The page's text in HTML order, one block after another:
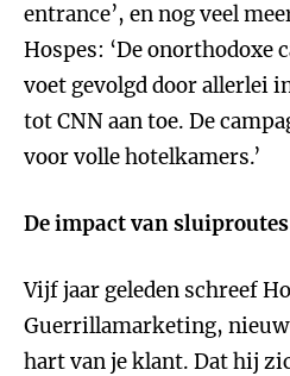
entrance’, en nog veel
Hospes: ‘De onorthodoxe
voet gevolgd door allerlei
tot CNN aan toe. De
voor volle hotelkamers.’
De impact van sluiproutes
Vijf jaar geleden schreef
Guerrillamarketing,
hart van je klant. Dat hij